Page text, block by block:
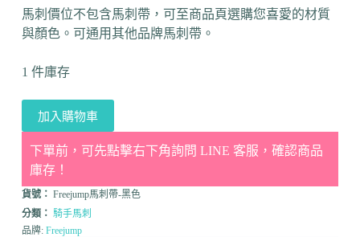
馬刺價位不包含馬刺帶，可至商品頁選購您喜愛的材質
與顏色。可通用其他品牌馬刺帶。
1 件庫存
加入購物車
下單前，可先點擊右下角詢問 LINE 客服，確認商品
庫存！
貨號： Freejump馬刺帶-黑色
分類： 騎手馬刺
品牌: Freejump